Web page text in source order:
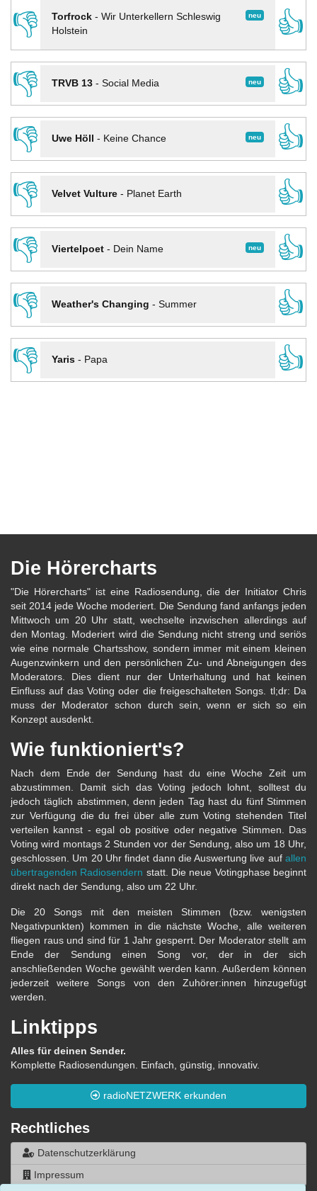
👎
neu
Torfrock- Wir Unterkellern Schleswig
Holstein
👍
👎
neu
TRVB 13- Social Media
👍
👎
neu
Uwe Höll - Keine Chance
👍
👎
Velvet Vulture- Planet Earth
👍
👎
neu
Viertelpoet- Dein Name
👍
👎
Weather's Changing - Summer
👍
👎
Yaris- Papa 👍
Die Hörercharts
"Die Hörercharts" ist eine Radiosendung, die der Initiator Chris
seit 2014 jede Woche moderiert. Die Sendung fand anfangs jeden
Mittwoch um 20 Uhr statt, wechselte inzwischen allerdings auf
den Montag. Moderiert wird die Sendung nicht streng und seriös
wie eine normale Chartsshow, sondern immer mit einem kleinen
Augenzwinkern und den persönlichen Zu- und Abneigungen des
Moderators. Dies dient nur der Unterhaltung und hat keinen
Einfluss auf das Voting oder die freigeschalteten Songs. tl;dr: Da
muss der Moderator schon durch sein, wenn er sich so ein
Konzept ausdenkt.
Wie funktioniert's?
Nach dem Ende der Sendung hast du eine Woche Zeit um
abzustimmen. Damit sich das Voting jedoch lohnt, solltest du
jedoch täglich abstimmen, denn jeden Tag hast du fünf Stimmen
zur Verfügung die du frei über alle zum Voting stehenden Titel
verteilen kannst - egal ob positive oder negative Stimmen. Das
Voting wird montags 2 Stunden vor der Sendung, also um 18 Uhr,
geschlossen. Um 20 Uhr findet dann die Auswertung live auf allen
übertragenden Radiosendern statt. Die neue Votingphase beginnt
direkt nach der Sendung, also um 22 Uhr.
Die 20 Songs mit den meisten Stimmen (bzw. wenigsten
Negativpunkten) kommen in die nächste Woche, alle weiteren
fliegen raus und sind für 1 Jahr gesperrt. Der Moderator stellt am
Ende der Sendung einen Song vor, der in der sich
anschließenden Woche gewählt werden kann. Außerdem können
jederzeit weitere Songs von den Zuhörer:innen hinzugefügt
werden.
Linktipps
Alles für deinen Sender.
Komplette Radiosendungen. Einfach, günstig, innovativ.
radioNETZWERK erkunden
Rechtliches
Datenschutzerklärung
Impressum